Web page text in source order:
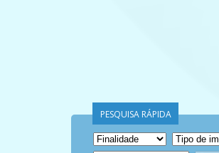
PESQUISA RÁPIDA